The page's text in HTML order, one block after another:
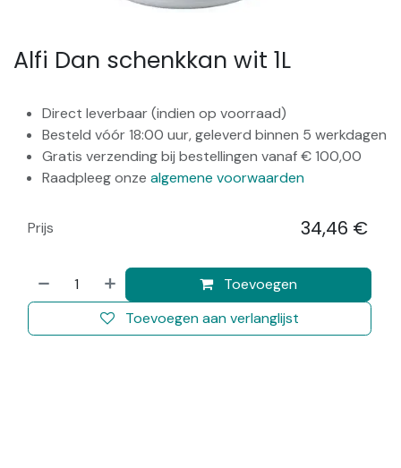
Alfi Dan schenkkan wit 1L
Direct leverbaar (indien op voorraad)
Besteld vóór 18:00 uur, geleverd binnen 5 werkdagen
Gratis verzending bij bestellingen vanaf € 100,00
Raadpleeg onze algemene voorwaarden
Toevoegen
Toevoegen aan verlanglijst
Prijs 34,46 €